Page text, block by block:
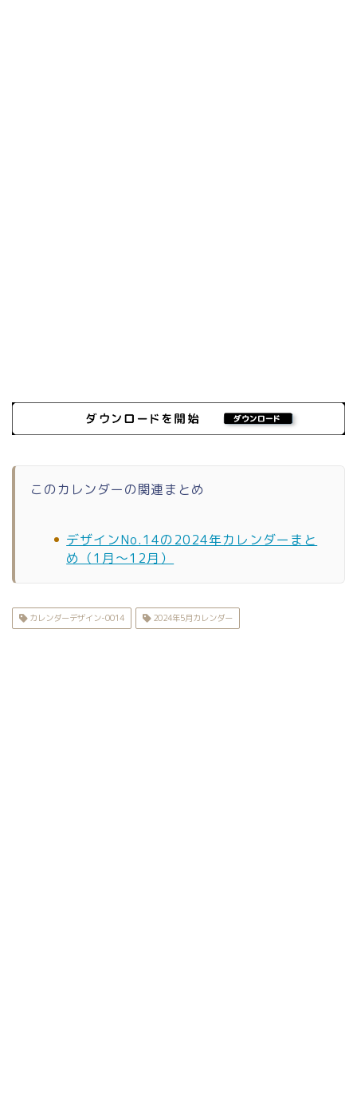
このカレンダーの関連まとめ
デザインNo.14の2024年カレンダーまと
め（1月〜12月）
カレンダーデザイン-0014 2024年5月カレンダー